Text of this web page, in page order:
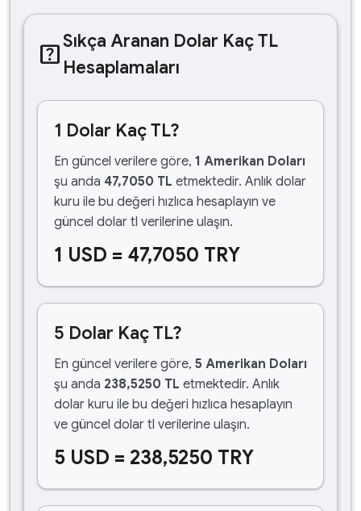
help_centerSıkça Aranan Dolar Kaç TL
Hesaplamaları
1 Dolar Kaç TL?
En güncel verilere göre, 1 Amerikan Doları
şu anda 47,7050 TL etmektedir. Anlık dolar
kuru ile bu değeri hızlıca hesaplayın ve
güncel dolar tl verilerine ulaşın.
1 USD = 47,7050 TRY
5 Dolar Kaç TL?
En güncel verilere göre, 5 Amerikan Doları
şu anda 238,5250 TL etmektedir. Anlık
dolar kuru ile bu değeri hızlıca hesaplayın
ve güncel dolar tl verilerine ulaşın.
5 USD = 238,5250 TRY